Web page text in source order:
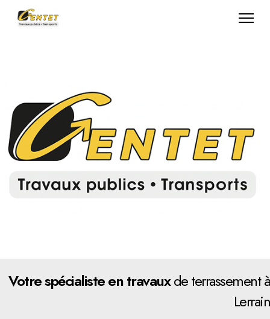
Votre spécialiste en travauxde terrassement à
Lerrain